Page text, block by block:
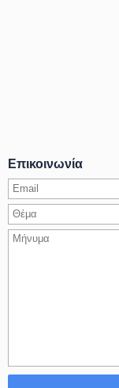
Επικοινωνία